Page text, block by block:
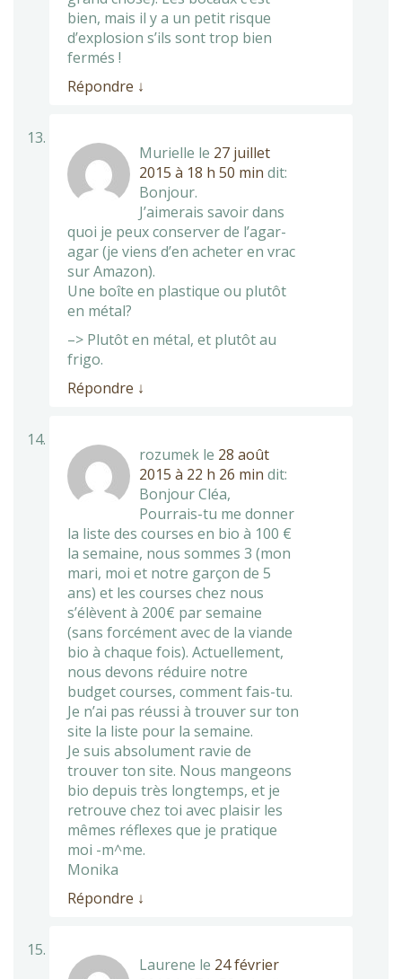
bien, mais il y a un petit risque
d’explosion s’ils sont trop bien
fermés !
Répondre ↓
Murielle le 27 juillet
2015 à 18 h 50 min dit:
Bonjour.
J’aimerais savoir dans
quoi je peux conserver de l’agar-
agar (je viens d’en acheter en vrac
sur Amazon).
Une boîte en plastique ou plutôt
en métal?
–> Plutôt en métal, et plutôt au
frigo.
Répondre ↓
rozumek le 28 août
2015 à 22 h 26 min dit:
Bonjour Cléa,
Pourrais-tu me donner
la liste des courses en bio à 100 €
la semaine, nous sommes 3 (mon
mari, moi et notre garçon de 5
ans) et les courses chez nous
s’élèvent à 200€ par semaine
(sans forcément avec de la viande
bio à chaque fois). Actuellement,
nous devons réduire notre
budget courses, comment fais-tu.
Je n’ai pas réussi à trouver sur ton
site la liste pour la semaine.
Je suis absolument ravie de
trouver ton site. Nous mangeons
bio depuis très longtemps, et je
retrouve chez toi avec plaisir les
mêmes réflexes que je pratique
moi -m^me.
Monika
Répondre ↓
Laurene le 24 février